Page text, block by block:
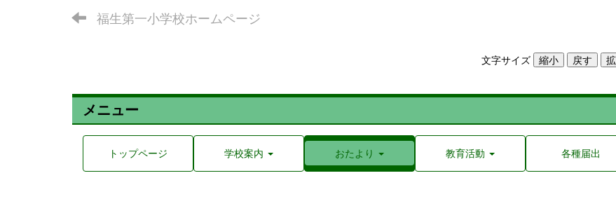
福生第一小学校ホームページ
文字サイズ
メニュー
トップページ 学校案内 おたより 教育活動 各種届出